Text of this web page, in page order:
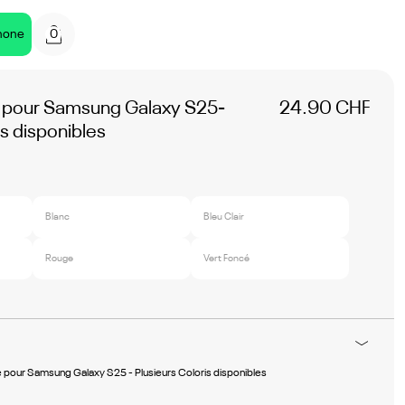
0
Samsung Galaxy S25-
disponibles
24.90 CHF
Blanc Bleu Clair
Rouge Vert Foncé
Samsung Galaxy S25 - Plusieurs Coloris disponibles